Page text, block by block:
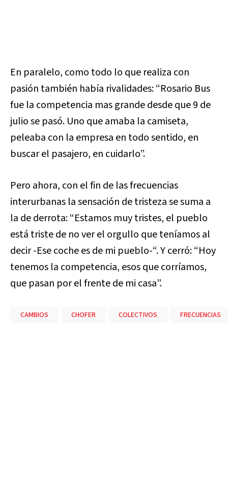
En paralelo, como todo lo que realiza con
pasión también había rivalidades: “Rosario Bus
fue la competencia mas grande desde que 9 de
julio se pasó. Uno que amaba la camiseta,
peleaba con la empresa en todo sentido, en
buscar el pasajero, en cuidarlo”.
Pero ahora, con el fin de las frecuencias
interurbanas la sensación de tristeza se suma a
la de derrota: “Estamos muy tristes, el pueblo
está triste de no ver el orgullo que teníamos al
decir -Ese coche es de mi pueblo-“. Y cerró: “Hoy
tenemos la competencia, esos que corríamos,
que pasan por el frente de mi casa”.
CAMBIOS CHOFER COLECTIVOS FRECUENCIAS